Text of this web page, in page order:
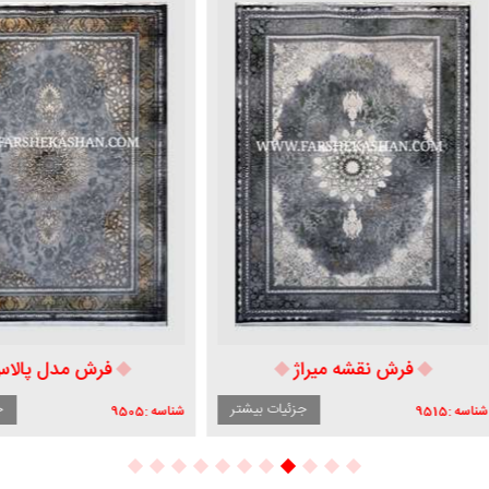
فرش نقشه میراژ
9515 جزئیات بیشتر
فرش مدل پالاس
9505